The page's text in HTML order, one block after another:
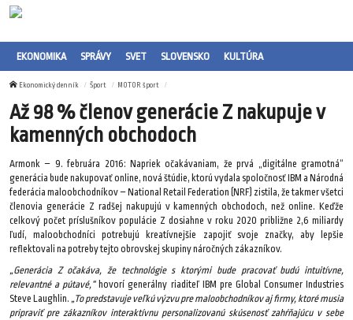
EKONOMIKA SPRÁVY SVET SLOVENSKO KULTÚRA
Ekonomický denník Šport MOTOR šport
Až 98 % členov generácie Z nakupuje v
kamenných obchodoch
Armonk – 9. februára 2016: Napriek očakávaniam, že prvá „digitálne gramotná“
generácia bude nakupovať online, nová štúdie, ktorú vydala spoločnosť IBM a Národná
federácia maloobchodníkov – National Retail Federation (NRF) zistila, že takmer všetci
členovia generácie Z radšej nakupujú v kamenných obchodoch, než online. Keďže
celkový počet príslušníkov populácie Z dosiahne v roku 2020 približne 2,6 miliardy
ľudí, maloobchodníci potrebujú kreatívnejšie zapojiť svoje značky, aby lepšie
reflektovali na potreby tejto obrovskej skupiny náročných zákazníkov.
„Generácia Z očakáva, že technológie s ktorými bude pracovať budú intuitívne,
relevantné a pútavé,“hovorí generálny riaditeľ IBM pre Global Consumer Industries
Steve Laughlin. „To predstavuje veľkú výzvu pre maloobchodníkov aj firmy, ktoré musia
pripraviť pre zákazníkov interaktívnu personalizovanú skúsenosť zahŕňajúcu v sebe